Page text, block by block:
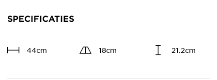
SPECIFICATIES
44cm 18cm 21.2cm